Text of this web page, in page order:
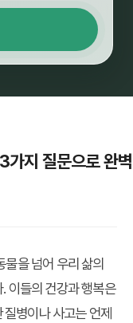
지 질문으로 완
을 넘어 우리 삶의
이들의 건강과 행복은
병이나 사고는 언제